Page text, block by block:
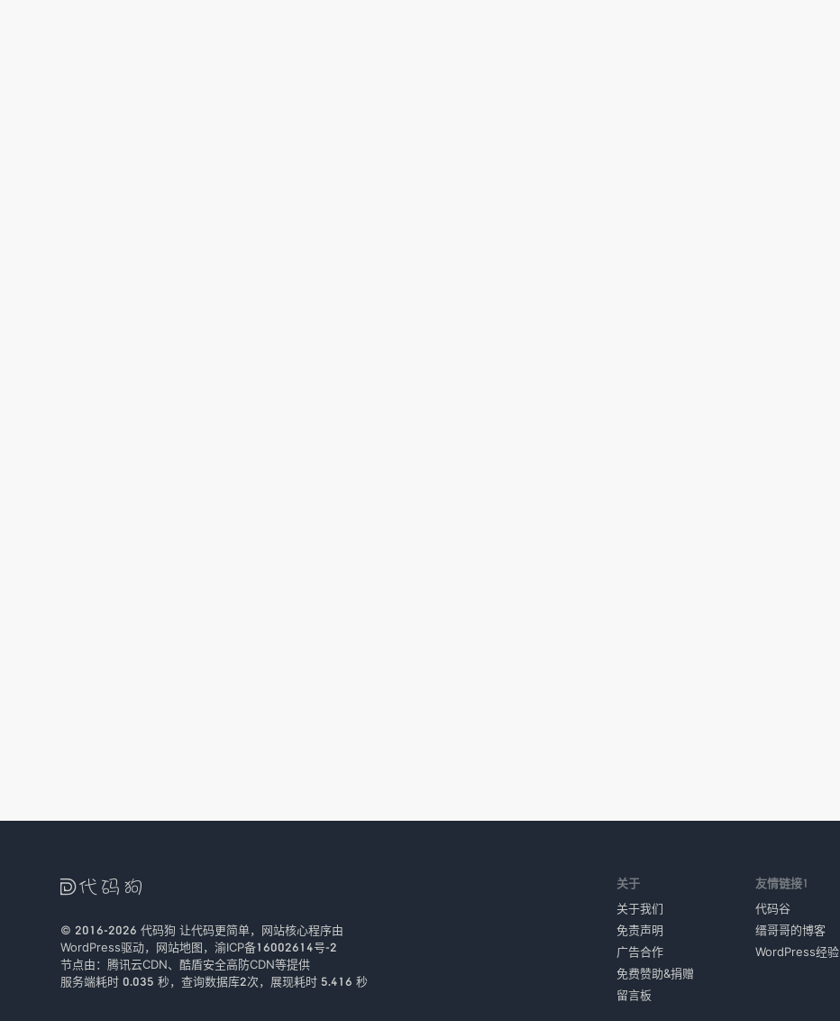
关于
关于我们
免责声明
广告合作
免费赞助&捐赠
留言板
友情链接1
代码谷
缙哥哥的博客
WordPress经验

© 2016-2026 代码狗 让代码更简单，网站核心程序由
WordPress驱动， 网站地图， 渝ICP备16002614号-2
节点由： 腾讯云CDN、 酷盾安全高防CDN等提供
服务端耗时 0.035 秒，查询数据库2次， 展现耗时 5.416 秒